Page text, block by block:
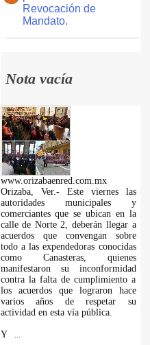
Revocación de
Mandato.
Nota vacía
www.orizabaenred.com.mx
Orizaba, Ver.- Este viernes las
autoridades municipales y
comerciantes que se ubican en la
calle de Norte 2, deberán llegar a
acuerdos que convengan sobre
todo a las expendedoras conocidas
como Canasteras, quienes
manifestaron su inconformidad
contra la falta de cumplimiento a
los acuerdos que lograron hace
varios años de respetar su
actividad en esta vía pública.
Y